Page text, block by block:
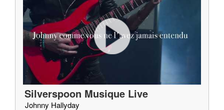
Silverspoon Musique Live
Johnny Hallyday